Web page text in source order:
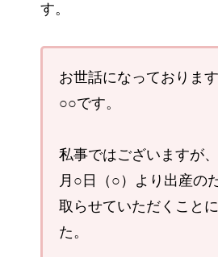
す。
お世話になっておりま
○○です。
私事ではございますが
月○日（○）より出産の
取らせていただくこと
た。